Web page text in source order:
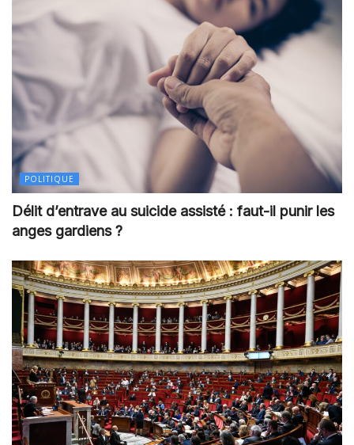
POLITIQUE
Délit d’entrave au suicide assisté : faut-il punir les
anges gardiens ?